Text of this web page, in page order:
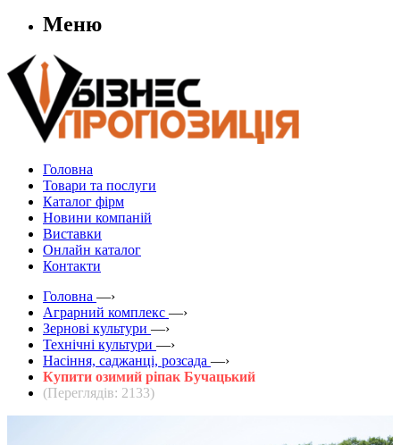
Меню
Головна
Товари та послуги
Каталог фірм
Новини компаній
Виставки
Онлайн каталог
Контакти
Головна —›
Аграрний комплекс —›
Зернові культури —›
Технічні культури —›
Насіння, саджанці, розсада —›
Купити озимий ріпак Бучацький
(Переглядів: 2133)